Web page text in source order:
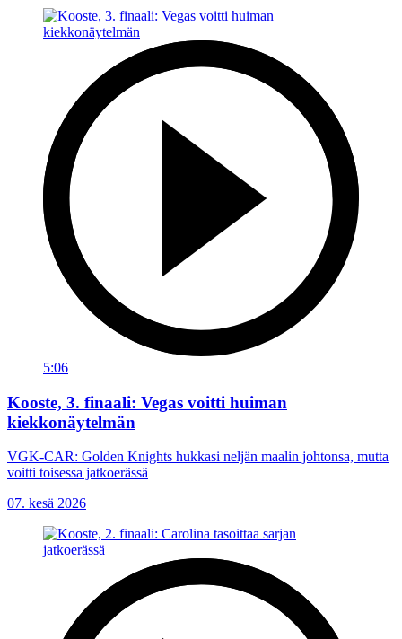
5:06
Kooste, 3. finaali: Vegas voitti huiman
kiekkonäytelmän
VGK-CAR: Golden Knights hukkasi neljän maalin johtonsa, mutta
voitti toisessa jatkoerässä
07. kesä 2026